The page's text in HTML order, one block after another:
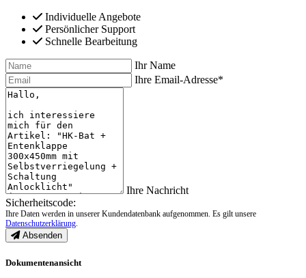
Individuelle Angebote
Persönlicher Support
Schnelle Bearbeitung
Ihr Name
Ihre Email-Adresse*
Ihre Nachricht
Sicherheitscode:
Ihre Daten werden in unserer Kundendatenbank aufgenommen. Es gilt unsere
Datenschutzerklärung.
Absenden
Dokumentenansicht